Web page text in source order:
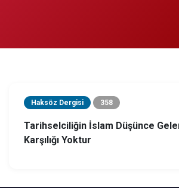
Haksöz Dergisi 358
Tarihselciliğin İslam Düşünce
Karşılığı Yoktur